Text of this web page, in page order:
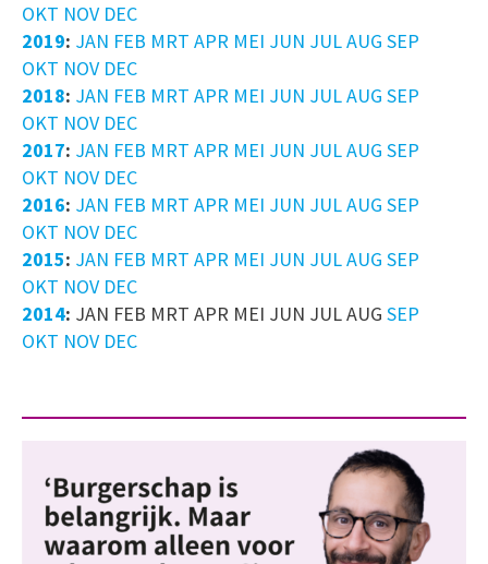
OKT NOV DEC
2019: JAN FEB MRT APR MEI JUN JULAUG SEP
OKT NOV DEC
2018: JAN FEB MRT APR MEI JUN JULAUG SEP
OKT NOV DEC
2017: JAN FEB MRT APR MEI JUN JULAUG SEP
OKT NOV DEC
2016: JAN FEB MRT APR MEI JUN JULAUG SEP
OKT NOV DEC
2015: JAN FEB MRT APR MEI JUN JULAUG SEP
OKT NOV DEC
2014: JAN FEB MRT APR MEI JUN JULAUG SEP
OKT NOV DEC